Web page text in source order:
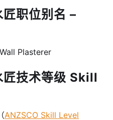
职位别名 –
Plasterer
技术等级 Skill
ANZSCO Skill Level